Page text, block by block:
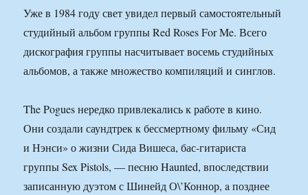
Уже в 1984 году свет увидел первый самостоятельный
студийный альбом группы Red Roses For Me. Всего
дискография группы насчитывает восемь студийных
альбомов, а также множество компиляций и синглов.
The Pogues нередко привлекались к работе в кино.
Они создали саундтрек к бессмертному фильму «Сид
и Нэнси» о жизни Сида Вишеса, бас-гитариста
группы Sex Pistols, — песню Haunted, впоследствии
записанную дуэтом с Шинейд О\’Коннор, a позднее